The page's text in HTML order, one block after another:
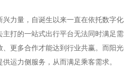
力量，自诞生以来一直在依托数字
打的一站式出行平台无法同时满足
更多合作才能达到行业共赢。而阳
运力侧服务，从而满足乘客需求。